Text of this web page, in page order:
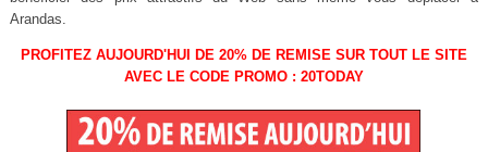
Arandas.
PROFITEZ AUJOURD'HUI DE 20% DE REMISE SUR TOUT LE SITE
AVEC LE CODE PROMO : 20TODAY